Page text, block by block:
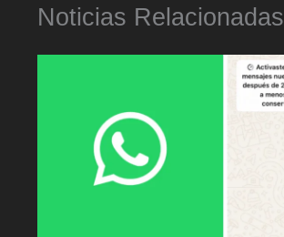
Noticias Relacionadas